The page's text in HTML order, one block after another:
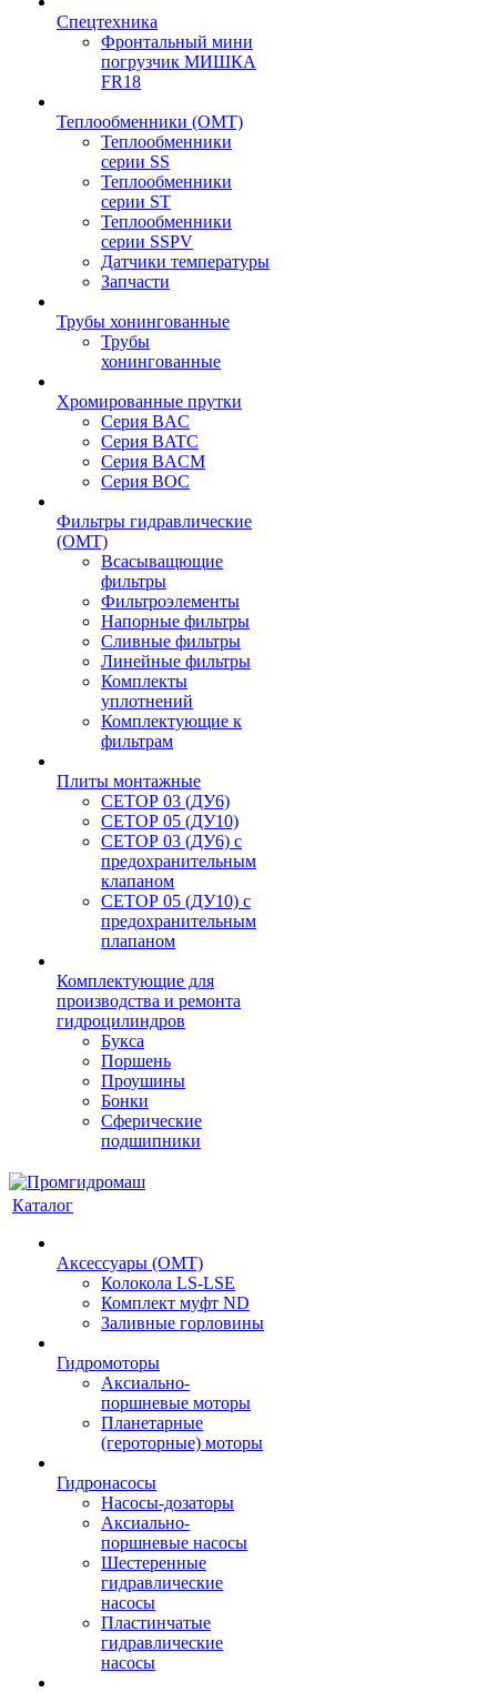
Спецтехника
Фронтальный мини
погрузчик МИШКА
FR18
Теплообменники (OMT)
Теплообменники
серии SS
Теплообменники
серии ST
Теплообменники
серии SSPV
Датчики температуры
Запчасти
Трубы хонингованные
Трубы
хонингованные
Хромированные прутки
Серия BAC
Серия BATC
Серия BACM
Серия BOC
Фильтры гидравлические
(OMT)
Всасыващющие
фильтры
Фильтроэлементы
Напорные фильтры
Сливные фильтры
Линейные фильтры
Комплекты
уплотнений
Комплектующие к
фильтрам
Плиты монтажные
CЕТОР 03 (ДУ6)
CЕТОР 05 (ДУ10)
CЕТОР 03 (ДУ6) с
предохранительным
клапаном
CЕТОР 05 (ДУ10) с
предохранительным
плапаном
Комплектующие для
производства и ремонта
гидроцилиндров
Букса
Поршень
Проушины
Бонки
Сферические
подшипники
Каталог
Аксессуары (OMT)
Колокола LS-LSE
Комплект муфт ND
Заливные горловины
Гидромоторы
Аксиально-
поршневые моторы
Планетарные
(героторные) моторы
Гидронасосы
Насосы-дозаторы
Аксиально-
поршневые насосы
Шестеренные
гидравлические
насосы
Пластинчатые
гидравлические
насосы